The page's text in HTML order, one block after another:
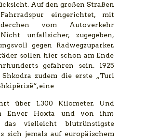
Auf den großen Straßen
eingerichtet, mit
vom Autoverkehr
unfallsicher, zugegeben,
gegen Radwegzuparker.
sollen hier schon am Ende
gefahren sein. 1925
zudem die erste „Turi
eine
über 1.300 Kilometer. Und
Enver Hoxta und von ihm
das vielleicht blutrünstigste
sich jemals auf europäischem